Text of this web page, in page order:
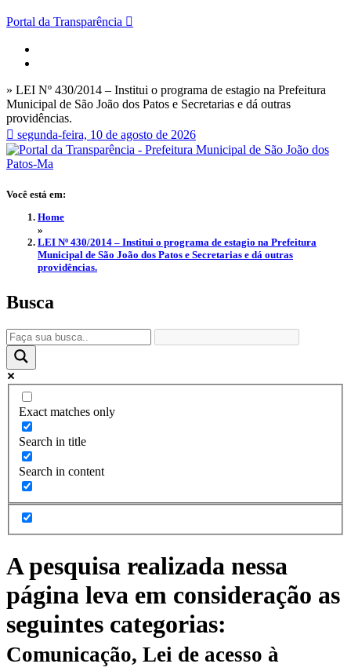
Portal da Transparência
» LEI Nº 430/2014 – Institui o programa de estagio na Prefeitura
Municipal de São João dos Patos e Secretarias e dá outras
providências.
segunda-feira, 10 de agosto de 2026
Você está em:
Home
»
LEI Nº 430/2014 – Institui o programa de estagio na Prefeitura
Municipal de São João dos Patos e Secretarias e dá outras
providências.
Busca
Exact matches only
Search in title
Search in content
A pesquisa realizada nessa
página leva em consideração as
seguintes categorias:
Comunicação, Lei de acesso à